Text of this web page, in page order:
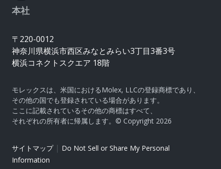
本社
〒220-0012
神奈川県横浜市西区みなとみらい3丁目3番3号
横浜コネクトスクエア 18階
モレックスは、米国におけるMolex, LLCの登録商標であり、
その他の国でも登録されている場合があります。
ここに記載されているその他の商標はすべて、
それぞれの所有者に帰属します。© Copyright 2026
サイトマップ| Do Not Sell or Share My Personal
Information